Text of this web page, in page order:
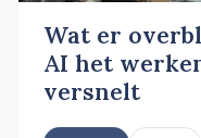
Wat er
AI het
versnelt